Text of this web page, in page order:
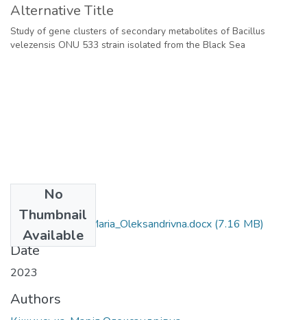
Alternative Title
Study of gene clusters of secondary metabolites of Bacillus
velezensis ONU 533 strain isolated from the Black Sea
No
Thumbnail
Available
162_Kishynska_Maria_Oleksandrivna.docx (7.16 MB)
Date
2023
Authors